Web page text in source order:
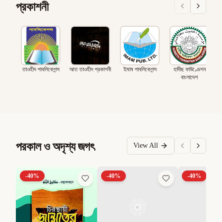
প্রকাশনী
তাওহীদ পাবলিকেশন্স আত তাওহীদ প্রকাশনী ইমাম পাবলিকেশন্স
হাদীছ ফাউণ্ডেশন
বাংলাদেশ
পরকাল ও অদৃশ্য জগৎ View All
-40% -40% -40%